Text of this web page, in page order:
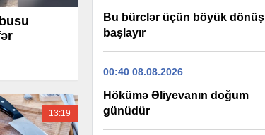
13:19
Bu bürclər üçün böyük dönüş
başlayır
00:40 08.08.2026
Hökümə Əliyevanın doğum
günüdür